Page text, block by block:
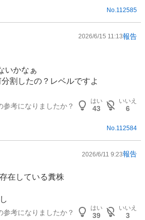
No.112585
2026/6/15 11:13報告
いかなぁ
割したの？レベルですよ
参考になりましたか？
はい
43
いいえ
6
No. 112584
2026/6/11 9:23報告
在している糞株
参考になりましたか？
はい
39
いいえ
3